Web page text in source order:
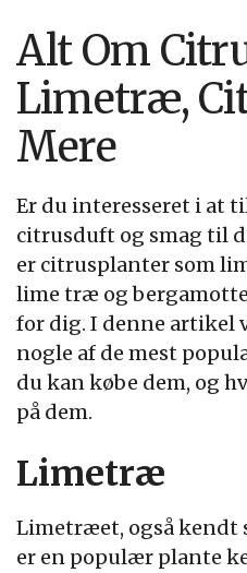
Alt Om
Limetræ,
Mere
Er du interesseret i at
citrusduft og smag til
er citrusplanter som
lime træ og
for dig. I denne artikel
nogle af de mest
du kan købe dem, og
på dem.
Limetræ
Limetræet, også kendt
er en populær plante